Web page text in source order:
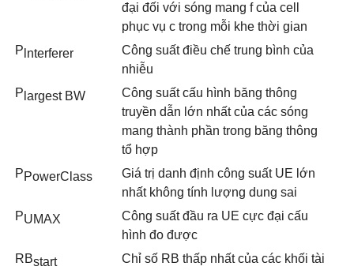
đại đối với sóng mang f của cell
phục vụ c trong mỗi khe thời gian
P lnterferer
Công suất điều chế trung bình của
nhiễu
P largest BW
Công suất cấu hình băng thông
truyền dẫn lớn nhất của các sóng
mang thành phần trong băng thông
tổ hợp
PPowerClass
Giá trị danh định công suất UE lớn
nhất không tính lượng dung sai
PUMAX
Công suất đầu ra UE cực đại cấu
hình đo được
RBstart
Chỉ số RB thấp nhất của các khối tài